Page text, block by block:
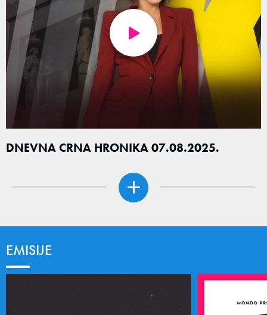
DNEVNA CRNA HRONIKA 07.08.2025.
EMISIJE